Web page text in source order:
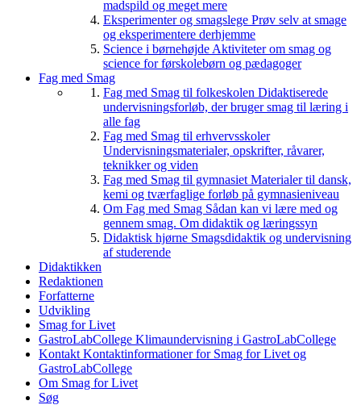
madspild og meget mere
Eksperimenter og smagslege Prøv selv at smage
og eksperimentere derhjemme
Science i børnehøjde Aktiviteter om smag og
science for førskolebørn og pædagoger
Fag med Smag
Fag med Smag til folkeskolen Didaktiserede
undervisningsforløb, der bruger smag til læring i
alle fag
Fag med Smag til erhvervsskoler
Undervisningsmaterialer, opskrifter, råvarer,
teknikker og viden
Fag med Smag til gymnasiet Materialer til dansk,
kemi og tværfaglige forløb på gymnasieniveau
Om Fag med Smag Sådan kan vi lære med og
gennem smag. Om didaktik og læringssyn
Didaktisk hjørne Smagsdidaktik og undervisning
af studerende
Didaktikken
Redaktionen
Forfatterne
Udvikling
Smag for Livet
GastroLabCollege Klimaundervisning i GastroLabCollege
Kontakt Kontaktinformationer for Smag for Livet og
GastroLabCollege
Om Smag for Livet
Søg